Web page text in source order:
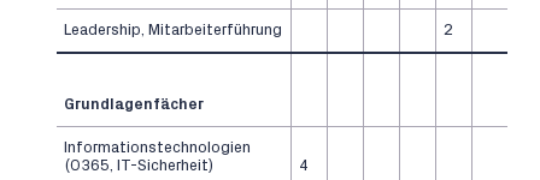
Leadership, Mitarbeiterführung 2
Grundlagenfächer
Informationstechnologien
(O365, IT-Sicherheit)
4